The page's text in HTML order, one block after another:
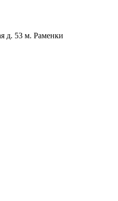
д. 53 м. Раменки